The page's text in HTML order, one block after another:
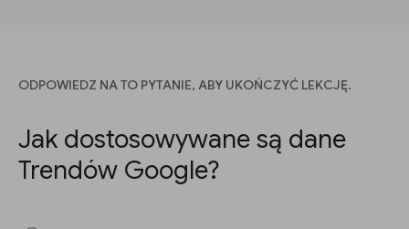
ODPOWIEDZ NA TO PYTANIE, ABY UKOŃCZYĆ LEKCJĘ.
Jak dostosowywane są dane
Trendów Google?